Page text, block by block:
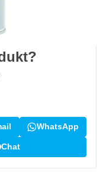
WhatsApp
Chat